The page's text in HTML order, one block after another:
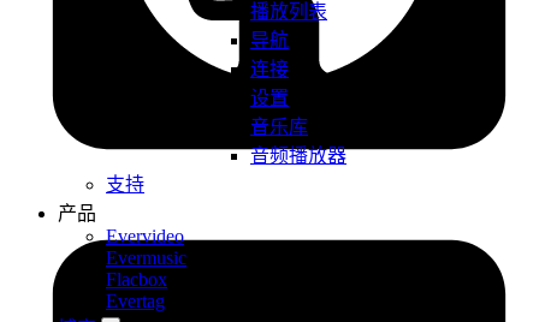
播放列表
导航
连接
设置
音乐库
音频播放器
支持
产品
Evervideo
Evermusic
Flacbox
Evertag